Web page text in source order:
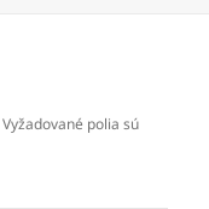
Vyžadované polia sú